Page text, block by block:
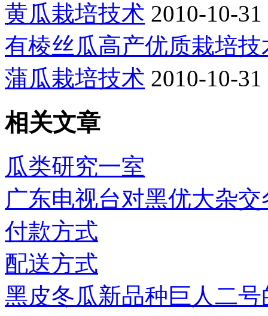
黄瓜栽培技术 2010-10-31
有棱丝瓜高产优质栽培技
蒲瓜栽培技术 2010-10-31
相关文章
瓜类研究一室
广东电视台对黑优大杂
付款方式
配送方式
黑皮冬瓜新品种巨人二号